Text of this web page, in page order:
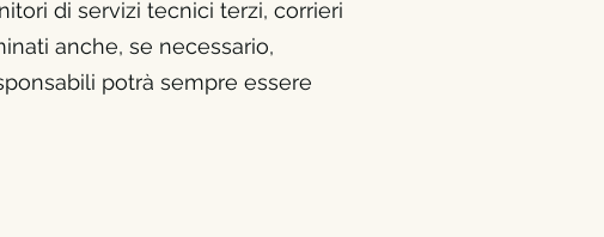
di servizi tecnici terzi, corrieri
anche, se necessario,
potrà sempre essere